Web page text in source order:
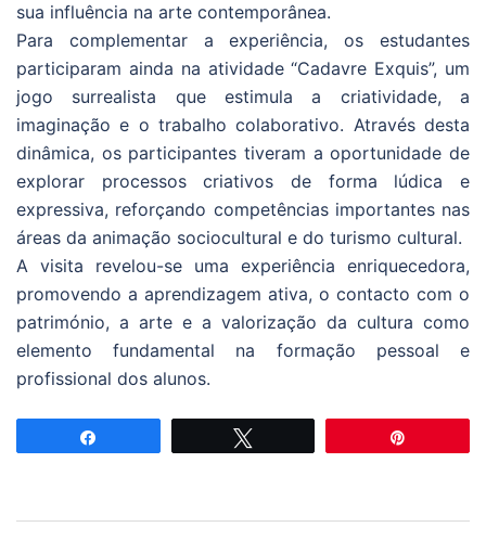
sua influência na arte contemporânea.
Para complementar a experiência, os estudantes
participaram ainda na atividade “Cadavre Exquis”, um
jogo surrealista que estimula a criatividade, a
imaginação e o trabalho colaborativo. Através desta
dinâmica, os participantes tiveram a oportunidade de
explorar processos criativos de forma lúdica e
expressiva, reforçando competências importantes nas
áreas da animação sociocultural e do turismo cultural.
A visita revelou-se uma experiência enriquecedora,
promovendo a aprendizagem ativa, o contacto com o
património, a arte e a valorização da cultura como
elemento fundamental na formação pessoal e
profissional dos alunos.